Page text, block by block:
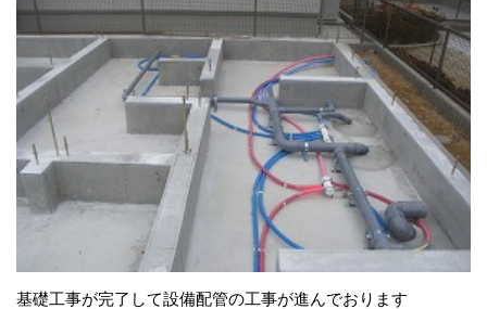
基礎工事が完了して設備配管の工事が進んでおります